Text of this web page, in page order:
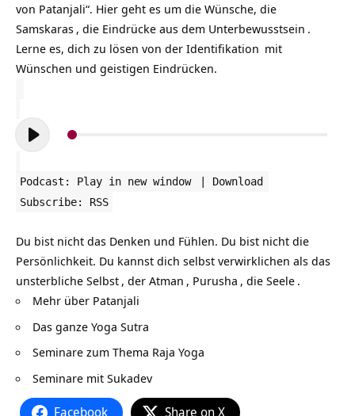
von Patanjali“. Hier geht es um die Wünsche, die
Samskaras , die Eindrücke aus dem Unterbewusstsein .
Lerne es, dich zu lösen von der Identifikation mit
Wünschen und geistigen Eindrücken.
Player
Podcast: Play in new window
Download
Subscribe: RSS
Du bist nicht das Denken und Fühlen. Du bist nicht die
Persönlichkeit. Du kannst dich selbst verwirklichen als das
unsterbliche Selbst , der Atman , Purusha , die Seele .
Mehr über Patanjali
Das ganze Yoga Sutra
Seminare zum Thema Raja Yoga
Seminare mit Sukadev
Facebook Share on X